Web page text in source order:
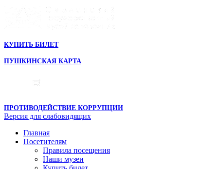
КУПИТЬ БИЛЕТ
ПУШКИНСКАЯ КАРТА
ПРОТИВОДЕЙСТВИЕ КОРРУПЦИИ
Версия для слабовидящих
Главная
Посетителям
Правила посещения
Наши музеи